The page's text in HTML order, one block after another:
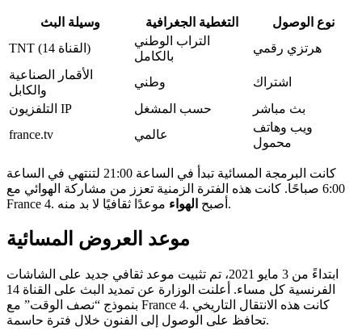
وسيلة البث التغطية الجغرافية
نوع الوصول
TNT (القناة 14)
التراب الوطني
بالكامل
هرتزي رقمي
الأقمار الصناعية
والكابل
وطني
اشتراك
التلفزيون IP
حسب المشغل
بث مباشر
france.tv
عالمي
ويب وهاتف
محمول
كانت البرمجة المسائية تبدأ في الساعة 21:00 لتنتهي في الساعة
6:00 صباحًا. كانت هذه الفترة الزمنية تعزز من مشاركة الهوائي مع
France 4. أصبح الهواء موعدًا ثقافيًا لا بد منه.
موعد العروض المسائية
ابتداءً من 3 مايو 2021، تم تثبيت موعد ثقافي جديد على الشاشات
الفرنسية كل مساء. أعلنت الوزارة عن تمديد البث على القناة 14
بنموذج “نصف الوقت” مع France 4. كانت هذه الانتقال التاريخي
تحافظ على الوصول إلى الفنون خلال فترة حاسمة.